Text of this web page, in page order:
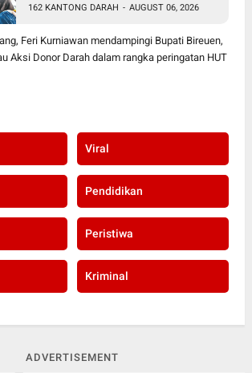
162 KANTONG DARAH - AUGUST 06, 2026
Feri Kurniawan mendampingi Bupati Bireuen,
Aksi Donor Darah dalam rangka peringatan HUT
Viral
Pendidikan
Peristiwa
Kriminal
ADVERTISEMENT